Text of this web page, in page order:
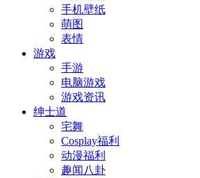
手机壁纸
萌图
表情
游戏
手游
电脑游戏
游戏资讯
绅士道
宅舞
Cosplay福利
动漫福利
趣闻八卦